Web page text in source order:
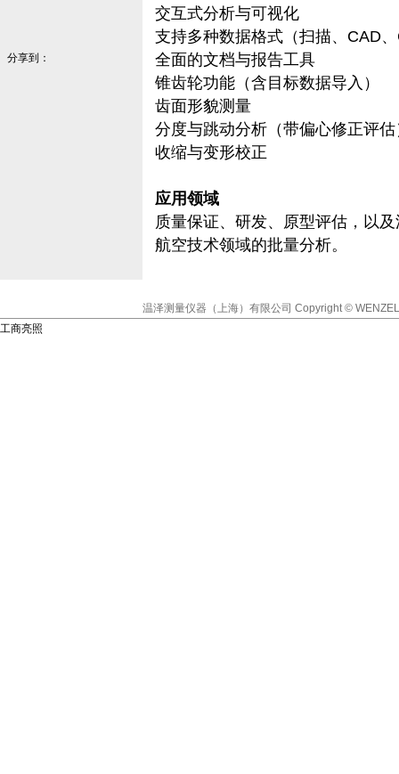
分享到：
交互式分析与可视化
支持多种数据格式（扫描、CAD
全面的文档与报告工具
锥齿轮功能（含目标数据导入）
齿面形貌测量
分度与跳动分析（带偏心修正评估
收缩与变形校正
应用领域
质量保证、研发、原型评估，以
航空技术领域的批量分析。
温泽测量仪器（上海）有限公司 Copyright ©
工商亮照